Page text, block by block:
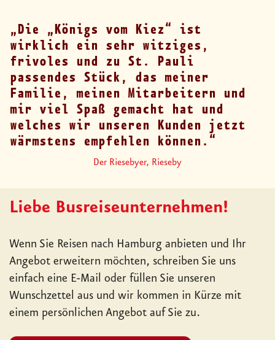
Die „Königs vom Kiez“ ist
wirklich ein sehr witziges,
frivoles und zu St. Pauli
passendes Stück, das meiner
Familie, meinen Mitarbeitern und
mir viel Spaß gemacht hat und
welches wir unseren Kunden jetzt
wärmstens empfehlen können.
Der Riesebyer, Rieseby
Liebe Busreiseunternehmen!
Wenn Sie Reisen nach Hamburg anbieten und Ihr
Angebot erweitern möchten, schreiben Sie uns
einfach eine E-Mail oder füllen Sie unseren
Wunschzettel aus und wir kommen in Kürze mit
einem persönlichen Angebot auf Sie zu.